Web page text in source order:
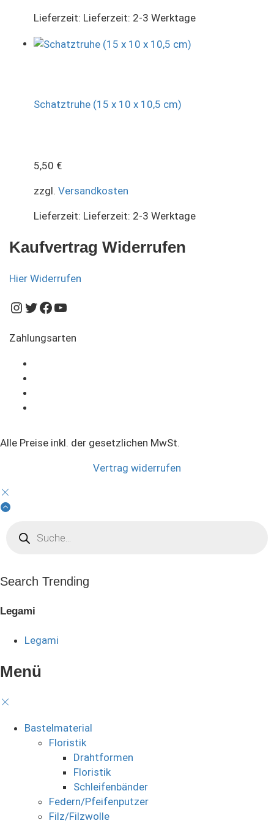
Lieferzeit: Lieferzeit: 2-3 Werktage
Schatztruhe (15 x 10 x 10,5 cm)
5,50 €
zzgl. Versandkosten
Lieferzeit: Lieferzeit: 2-3 Werktage
Kaufvertrag Widerrufen
Hier Widerrufen
Instagram
Twitter
Facebook
YouTube
Zahlungsarten
Alle Preise inkl. der gesetzlichen MwSt.
Vertrag widerrufen
search
Search Trending
Legami
Legami
Menü
Bastelmaterial
Floristik
Drahtformen
Floristik
Schleifenbänder
Federn/Pfeifenputzer
Filz/Filzwolle